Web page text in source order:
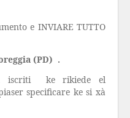
e INVIARE TUTTO
(PD) .
iscriti
ke rikiede el
specificare ke si xà